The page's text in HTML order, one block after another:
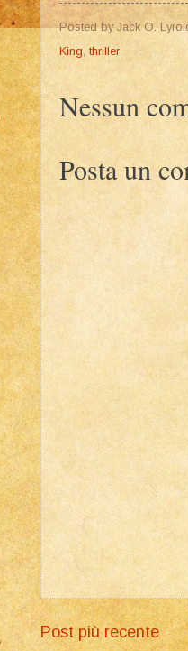
Posted by Jack O.
King thriller
Nessun
Posta un
Post più recente